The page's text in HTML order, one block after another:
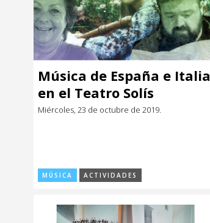
Música de España e Italia
en el Teatro Solís
Miércoles, 23 de octubre de 2019.
MÚSICA ACTIVIDADES